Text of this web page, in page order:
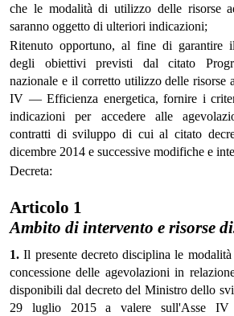
che le modalità di utilizzo delle risorse
saranno oggetto di ulteriori indicazioni;
Ritenuto opportuno, al fine di garantire
degli obiettivi previsti dal citato
nazionale e il corretto utilizzo delle risorse
IV — Efficienza energetica, fornire i
indicazioni per accedere alle
contratti di sviluppo di cui al citato
dicembre 2014 e successive modifiche e
Decreta:
Articolo 1
Ambito di intervento e risorse
1. Il presente decreto disciplina le
concessione delle agevolazioni in
disponibili dal decreto del Ministro dello
29 luglio 2015 a valere sull'Asse IV